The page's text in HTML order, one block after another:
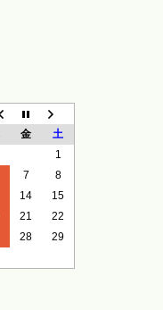
金
土
1
7
8
14
15
21
22
28
29